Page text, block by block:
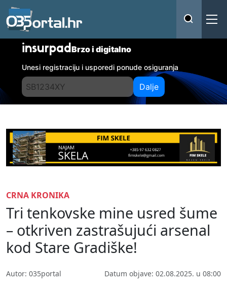
insurpadBrzo i digitalno
Unesi registraciju i usporedi ponude osiguranja
Dalje
CRNA KRONIKA
Tri tenkovske mine usred šume
– otkriven zastrašujući arsenal
kod Stare Gradiške!
Autor: 035portal Datum objave: 02.08.2025. u 08:00